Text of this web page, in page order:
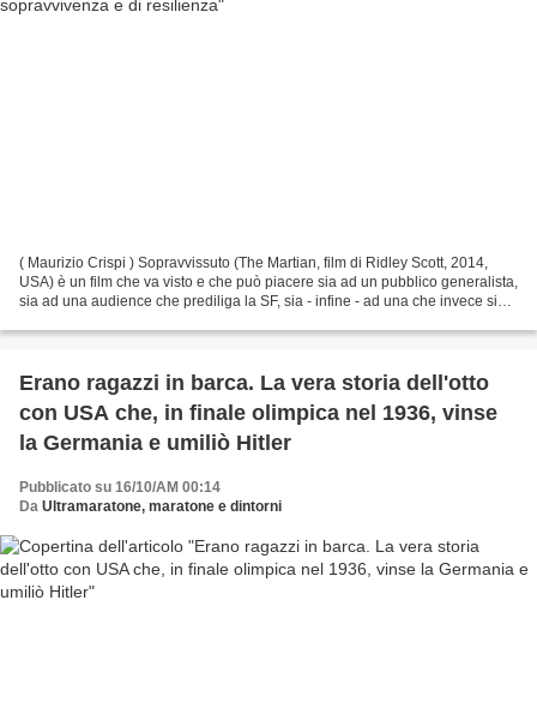
( Maurizio Crispi ) Sopravvissuto (The Martian, film di Ridley Scott, 2014,
USA) è un film che va visto e che può piacere sia ad un pubblico generalista,
sia ad una audience che prediliga la SF, sia - infine - ad una che invece sia
Erano ragazzi in barca. La vera storia dell'otto
con USA che, in finale olimpica nel 1936, vinse
la Germania e umiliò Hitler
Pubblicato su 16/10/AM 00:14
Da Ultramaratone, maratone e dintorni